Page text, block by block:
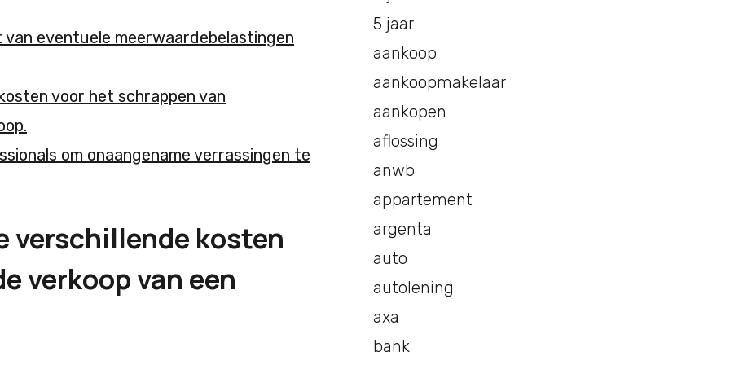
eventuele meerwaardebelastingen
voor het schrappen van
om onaangename verrassingen te
verschillende kosten
verkoop van een
5 jaar
aankoop
aankoopmakelaar
aankopen
aflossing
anwb
appartement
argenta
auto
autolening
axa
bank